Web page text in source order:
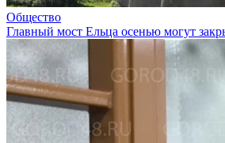
Общество
Главный мост Ельца осенью могут